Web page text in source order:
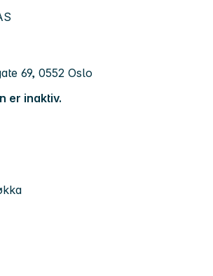
69, 0552 Oslo
er inaktiv.